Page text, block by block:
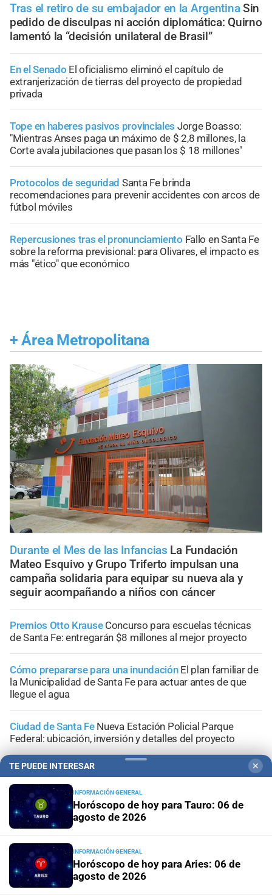
Tras el retiro de su embajador en la Argentina Sin
pedido de disculpas ni acción diplomática: Quirno
lamentó la “decisión unilateral de Brasil”
En el Senado El oficialismo eliminó el capítulo de
extranjerización de tierras del proyecto de propiedad
privada
Tope en haberes pasivos provinciales Jorge Boasso:
"Mientras Anses paga un máximo de $ 2,8 millones, la
Corte avala jubilaciones que pasan los $ 18 millones"
Protocolos de seguridad Santa Fe brinda
recomendaciones para prevenir accidentes con arcos de
fútbol móviles
Repercusiones tras el pronunciamiento Fallo en Santa Fe
sobre la reforma previsional: para Olivares, el impacto es
más "ético" que económico
+ Área Metropolitana
Durante el Mes de las Infancias La Fundación
Mateo Esquivo y Grupo Triferto impulsan una
campaña solidaria para equipar su nueva ala y
seguir acompañando a niños con cáncer
Premios Otto Krause Concurso para escuelas técnicas
de Santa Fe: entregarán $8 millones al mejor proyecto
Cómo prepararse para una inundación El plan familiar de
la Municipalidad de Santa Fe para actuar antes de que
llegue el agua
Ciudad de Santa Fe Nueva Estación Policial Parque
Federal: ubicación, inversión y detalles del proyecto
Ciudad de Santa Fe
La conmovedora colecta para hacer
el piso a la casita donde viven dos niñas con saturnismo
+ Sucesos
TE PUEDE INTERESAR ✕
INFORMACIÓN GENERAL
Horóscopo de hoy para Tauro: 06 de
agosto de 2026
INFORMACIÓN GENERAL
Horóscopo de hoy para Aries: 06 de
agosto de 2026